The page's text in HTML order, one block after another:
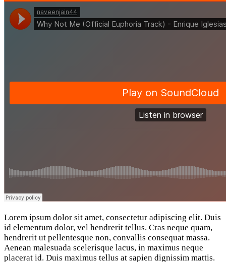
Lorem ipsum dolor sit amet, consectetur adipiscing elit. Duis
id elementum dolor, vel hendrerit tellus. Cras neque quam,
hendrerit ut pellentesque non, convallis consequat massa.
Aenean malesuada scelerisque lacus, in maximus neque
placerat id. Duis maximus tellus at sapien dignissim mattis.